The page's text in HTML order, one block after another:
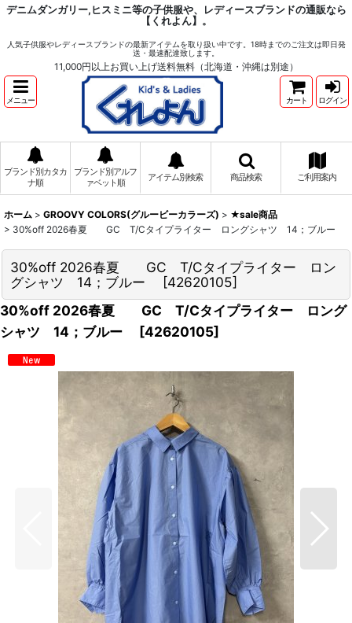
デニムダンガリー,ヒスミニ等の子供服や、レディースブランドの通販なら
【くれよん】。
人気子供服やレディースブランドの最新アイテムを取り扱い中です。18時までのご注文は即日発
送・最速配達致します。
11,000円以上お買い上げ送料無料（北海道・沖縄は別途）
メニュー カート ログイン
ブランド別カタカ
ナ順
ブランド別アルフ
ァベット順
アイテム別検索 商品検索 ご利用案内
ホーム > GROOVY COLORS(グルービーカラーズ) > ★sale商品
> 30%off 2026春夏 GC T/Cタイプライター ロングシャツ 14；ブルー
30%off 2026春夏 GC T/Cタイプライター ロン
グシャツ 14；ブルー
[42620105]
30%off 2026春夏 GC T/Cタイプライター ロング
シャツ 14；ブルー
[42620105]